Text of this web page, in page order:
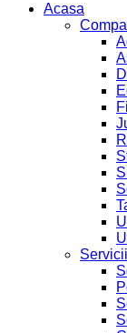
Acasa